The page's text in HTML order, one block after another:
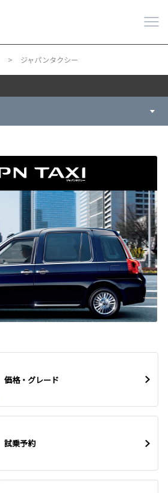
ジャパンタクシー
価格・グレード
試乗予約